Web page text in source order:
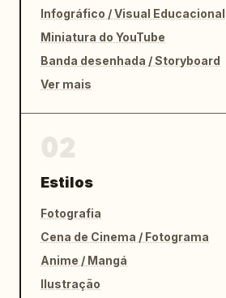
Infográfico / Visual Educacional
Miniatura do YouTube
Banda desenhada / Storyboard
Ver mais
Estilos
Fotografia
Cena de Cinema / Fotograma
Anime / Mangá
Ilustração